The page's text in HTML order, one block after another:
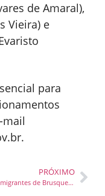
de Amaral),
Vieira) e
para
mail
.
PRÓXIMO
Hospital Imigrantes de Brusque celebra um ano de atendimentos pelo SUS ampliando o acesso à população